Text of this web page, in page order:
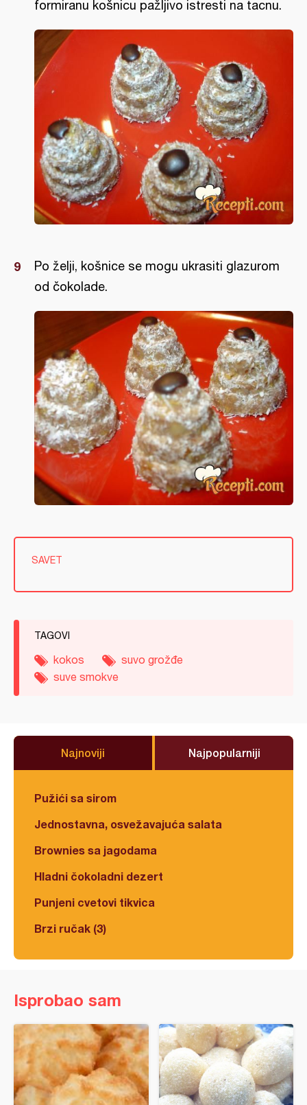
formiranu košnicu pažljivo istresti na tacnu.
Po želji, košnice se mogu ukrasiti glazurom
od čokolade.
SAVET
TAGOVI
kokos
suvo grožđe
suve smokve
Najnoviji Najpopularniji
Pužići sa sirom
Jednostavna, osvežavajuća salata
Brownies sa jagodama
Hladni čokoladni dezert
Punjeni cvetovi tikvica
Brzi ručak (3)
Isprobao sam